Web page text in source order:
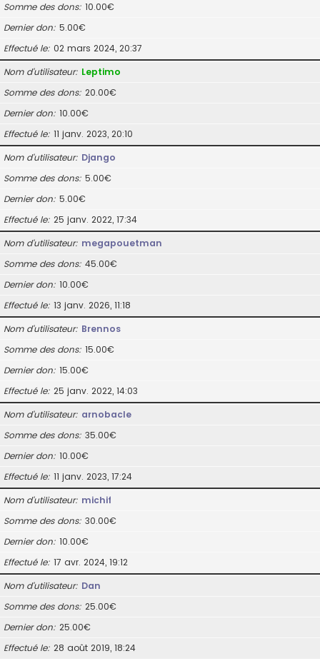
Somme des dons 10.00€
Dernier don 5.00€
Effectué le 02 mars 2024, 20:37
Nom d’utilisateur Leptimo
Somme des dons 20.00€
Dernier don 10.00€
Effectué le 11 janv. 2023, 20:10
Nom d’utilisateur Django
Somme des dons 5.00€
Dernier don 5.00€
Effectué le 25 janv. 2022, 17:34
Nom d’utilisateur megapouetman
Somme des dons 45.00€
Dernier don 10.00€
Effectué le 13 janv. 2026, 11:18
Nom d’utilisateur Brennos
Somme des dons 15.00€
Dernier don 15.00€
Effectué le 25 janv. 2022, 14:03
Nom d’utilisateur arnobacle
Somme des dons 35.00€
Dernier don 10.00€
Effectué le 11 janv. 2023, 17:24
Nom d’utilisateur michif
Somme des dons 30.00€
Dernier don 10.00€
Effectué le 17 avr. 2024, 19:12
Nom d’utilisateur Dan
Somme des dons 25.00€
Dernier don 25.00€
Effectué le 28 août 2019, 18:24